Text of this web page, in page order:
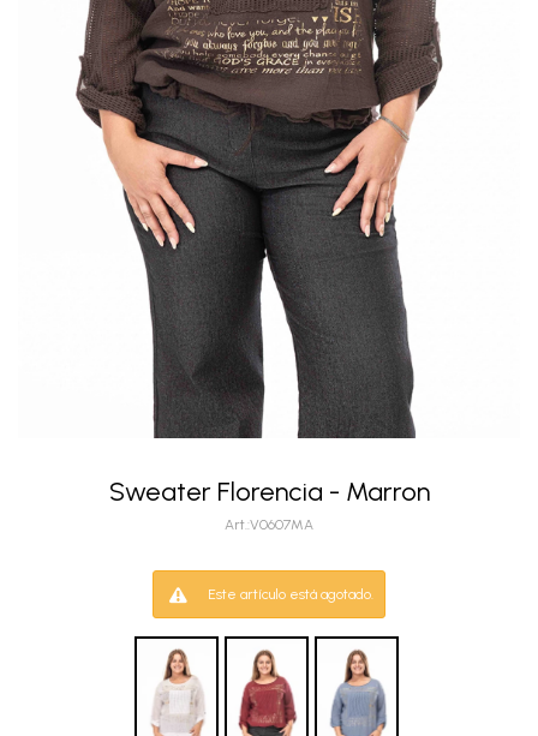
Sweater Florencia - Marron
V0607MA
Este artículo está agotado.